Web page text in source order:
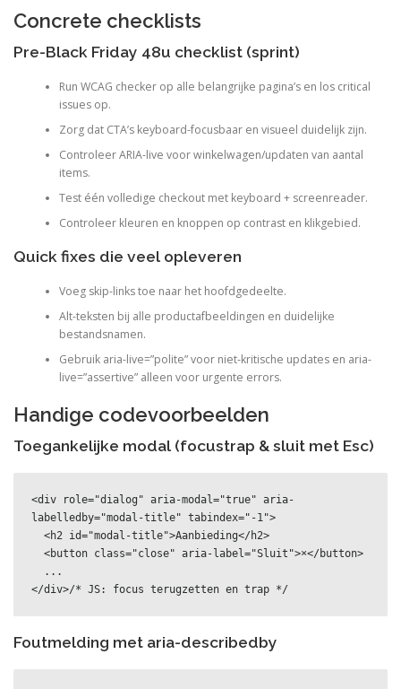
Concrete checklists
Pre-Black Friday 48u checklist (sprint)
Run WCAG checker op alle belangrijke pagina’s en los critical
issues op.
Zorg dat CTA’s keyboard-focusbaar en visueel duidelijk zijn.
Controleer ARIA-live voor winkelwagen/updaten van aantal
items.
Test één volledige checkout met keyboard + screenreader.
Controleer kleuren en knoppen op contrast en klikgebied.
Quick fixes die veel opleveren
Voeg skip-links toe naar het hoofdgedeelte.
Alt-teksten bij alle productafbeeldingen en duidelijke
bestandsnamen.
Gebruik aria-live=”polite” voor niet-kritische updates en aria-
live=”assertive” alleen voor urgente errors.
Handige codevoorbeelden
Toegankelijke modal (focustrap & sluit met Esc)
<div role="dialog" aria-modal="true" aria-
labelledby="modal-title" tabindex="-1">
</div>/* JS: focus terugzetten en trap */
Foutmelding met aria-describedby